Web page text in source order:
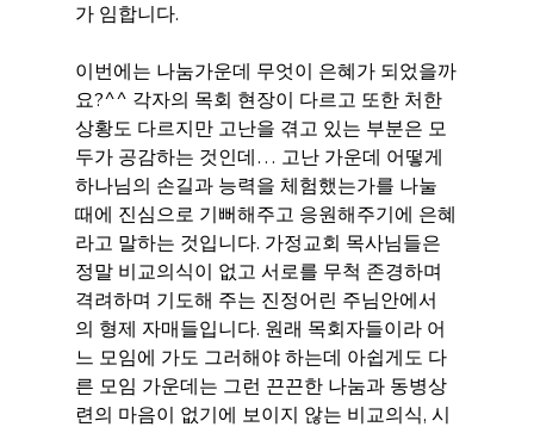
가 임합니다.
이번에는 나눔가운데 무엇이 은혜가 되었을까
요?^^ 각자의 목회 현장이 다르고 또한 처한
상황도 다르지만 고난을 겪고 있는 부분은 모
두가 공감하는 것인데… 고난 가운데 어떻게
하나님의 손길과 능력을 체험했는가를 나눌
때에 진심으로 기뻐해주고 응원해주기에 은혜
라고 말하는 것입니다. 가정교회 목사님들은
정말 비교의식이 없고 서로를 무척 존경하며
격려하며 기도해 주는 진정어린 주님안에서
의 형제 자매들입니다. 원래 목회자들이라 어
느 모임에 가도 그러해야 하는데 아쉽게도 다
른 모임 가운데는 그런 끈끈한 나눔과 동병상
련의 마음이 없기에 보이지 않는 비교의식, 시